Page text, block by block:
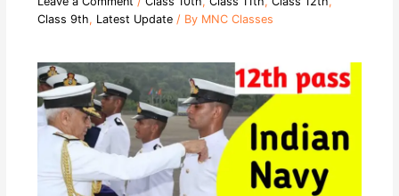
Class 9th, Latest Update/ By MNC Classes